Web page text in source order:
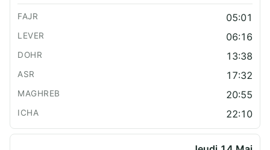
05:01
06:16
13:38
17:32
20:55
22:10